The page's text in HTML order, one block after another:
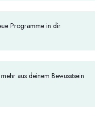
Programme in dir.
aus deinem Bewusstsein